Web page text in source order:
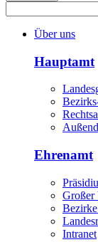
Über uns
Hauptamt
Ehrenamt
Großer
Intranet